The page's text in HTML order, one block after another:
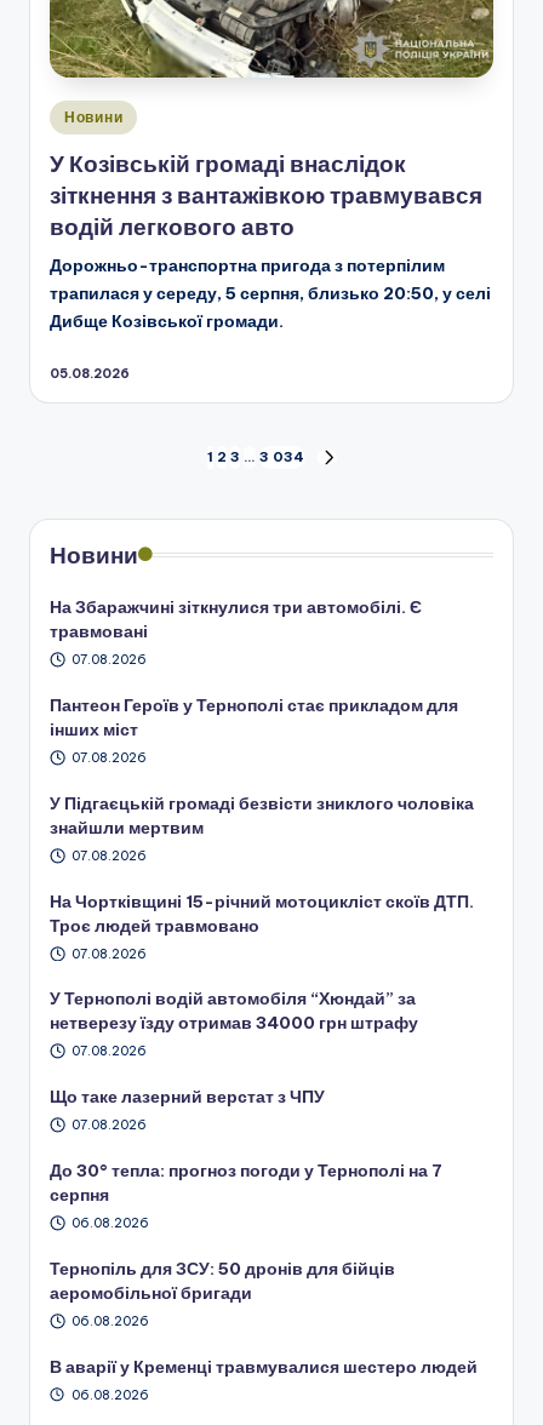
Опубліковано
Новини
У Козівській громаді внаслідок
зіткнення з вантажівкою травмувався
водій легкового авто
Дорожньо-транспортна пригода з потерпілим
трапилася у середу, 5 серпня, близько 20:50, у селі
Дибще Козівської громади.
05.08.2026
записів
1 2 3 … 3 034
Новини
На Збаражчині зіткнулися три автомобілі. Є
травмовані
07.08.2026
Пантеон Героїв у Тернополі стає прикладом для
інших міст
07.08.2026
У Підгаєцькій громаді безвісти зниклого чоловіка
знайшли мертвим
07.08.2026
На Чортківщині 15-річний мотоцикліст скоїв ДТП.
Троє людей травмовано
07.08.2026
У Тернополі водій автомобіля “Хюндай” за
нетверезу їзду отримав 34000 грн штрафу
07.08.2026
Що таке лазерний верстат з ЧПУ
07.08.2026
До 30° тепла: прогноз погоди у Тернополі на 7
серпня
06.08.2026
Тернопіль для ЗСУ: 50 дронів для бійців
аеромобільної бригади
06.08.2026
В аварії у Кременці травмувалися шестеро людей
06.08.2026